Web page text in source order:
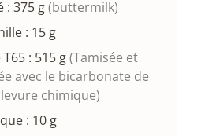
: 375 g(buttermilk)
: 15 g
: 515 g(Tamisée et
avec le bicarbonate de
chimique)
: 10 g